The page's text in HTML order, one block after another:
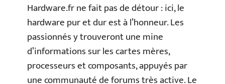
Hardware.fr ne fait pas de détour : ici, le
hardware pur et dur est à l’honneur. Les
passionnés y trouveront une mine
d’informations sur les cartes mères,
processeurs et composants, appuyés par
une communauté de forums très active. Le